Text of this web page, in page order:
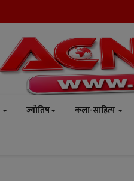
ज्योतिष कला-साहित्य